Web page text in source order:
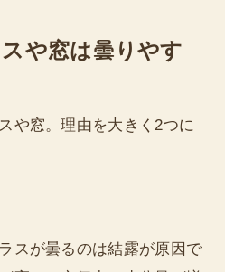
や窓は曇りやす
や窓。理由を大きく2つに
スが曇るのは結露が原因で